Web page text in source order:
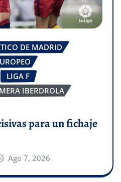
DE MADRID
LIGA F
IBERDROLA
para un fichaje
Ago 7, 2026